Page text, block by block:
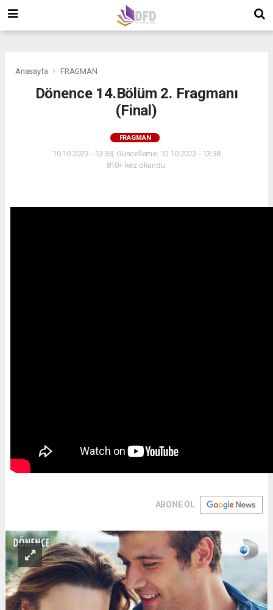
Anasayfa FRAGMAN
Dönence 14.Bölüm 2. Fragmanı
(Final)
FRAGMAN
10.10.2023 - 13:38, Güncelleme: 10.10.2023 - 13:38
810+ kez okundu.
ABONE OL